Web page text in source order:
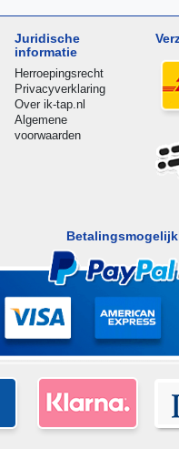
Juridische
informatie
Herroepingsrecht
Privacyverklaring
Over ik-tap.nl
Algemene
voorwaarden